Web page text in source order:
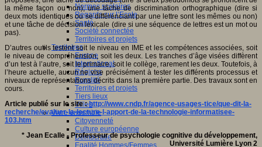
Normes scolaires
Regards sur l’Ecole
Santé
Société connectée
Territoires et projets
Territoires
Europe
International
Régions
Ruralité
Territoires et projets
Tiers lieux
Villes
Vivre ensemble
Citoyenneté
Culture européenne
Démocratie
Egalité Hommes/Femmes
la même façon ou non), une tâche de discrimination orthographique (dire si
deux mots identiques ou se différenciant par une lettre sont les mêmes ou non)
et une tâche de décision lexicale (dire si une séquence de lettres est un mot ou
pas).
D’autres outils testent soit le niveau en IME et les compétences associées, soit
le niveau de compréhension, soit les deux. Les tranches d’âge visées diffèrent
d’un test à l’autre, soit le primaire, soit le collège, rarement les deux. Toutefois, à
l’heure actuelle, aucun ne vise précisément à tester les différents processus et
niveaux de représentations décrits dans la première partie. Des travaux sont en
cours.
Article publié sur le site :http://www.cndp.fr/agence-usages-tice/que-dit-la-
recherche/evaluer-la-lecture-l-apport-de-la-technologie-informatisee-
103.htm
* Jean Ecalle - Professeur de psychologie cognitive du développement,
Université Lumière Lyon 2